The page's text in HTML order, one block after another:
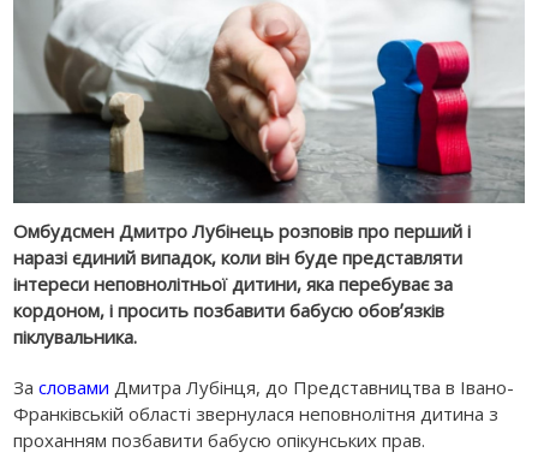
Омбудсмен Дмитро Лубінець розповів про перший і
наразі єдиний випадок, коли він буде представляти
інтереси неповнолітньої дитини, яка перебуває за
кордоном, і просить позбавити бабусю обовʼязків
піклувальника.
Засловами Дмитра Лубінця, до Представництва в Івано-
Франківській області звернулася неповнолітня дитина з
проханням позбавити бабусю опікунських прав.